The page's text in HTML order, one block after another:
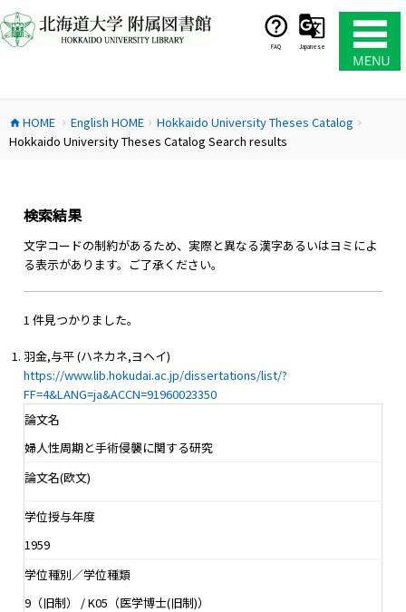
ン
テ
ス
キ
FAQ Japanese
home HOME chevron_right English HOMEchevron_right Hokkaido University Theses Catalog chevron_right
Hokkaido University Theses Catalog Search results
検索結果
文字コードの制約があるため、実際と異なる漢字あるいはヨミによ
る表示があります。ご了承ください。
1 件見つかりました。
羽金,与平 (ハネカネ,ヨヘイ)
https://www.lib.hokudai.ac.jp/dissertations/list/?
FF=4&LANG=ja&ACCN=91960023350
論文名
婦人性周期と手術侵襲に関する研究
論文名(欧文)
学位授与年度
1959
学位種別／学位種類
9（旧制） / K05（医学博士(旧制)）